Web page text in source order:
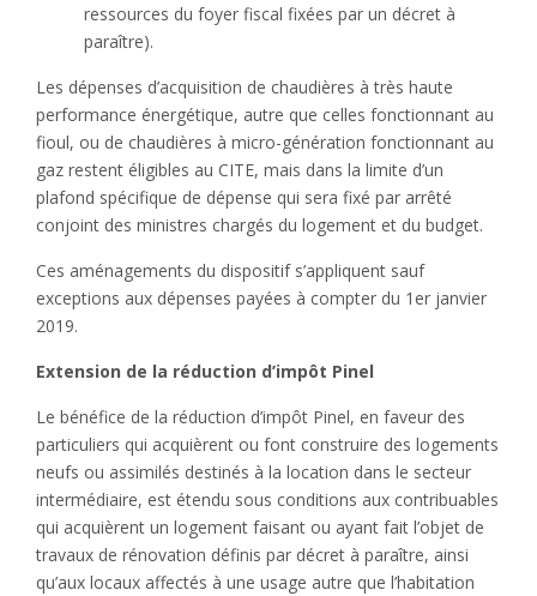
ressources du foyer fiscal fixées par un décret à
paraître).
Les dépenses d’acquisition de chaudières à très haute
performance énergétique, autre que celles fonctionnant au
fioul, ou de chaudières à micro-génération fonctionnant au
gaz restent éligibles au CITE, mais dans la limite d’un
plafond spécifique de dépense qui sera fixé par arrêté
conjoint des ministres chargés du logement et du budget.
Ces aménagements du dispositif s’appliquent sauf
exceptions aux dépenses payées à compter du 1er janvier
2019.
Extension de la réduction d’impôt Pinel
Le bénéfice de la réduction d’impôt Pinel, en faveur des
particuliers qui acquièrent ou font construire des logements
neufs ou assimilés destinés à la location dans le secteur
intermédiaire, est étendu sous conditions aux contribuables
qui acquièrent un logement faisant ou ayant fait l’objet de
travaux de rénovation définis par décret à paraître, ainsi
qu’aux locaux affectés à une usage autre que l’habitation